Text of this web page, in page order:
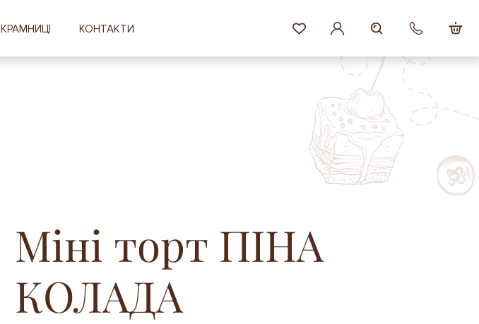
КРАМНИЦІ КОНТАКТИ
Міні торт ПІНА
КОЛАДА